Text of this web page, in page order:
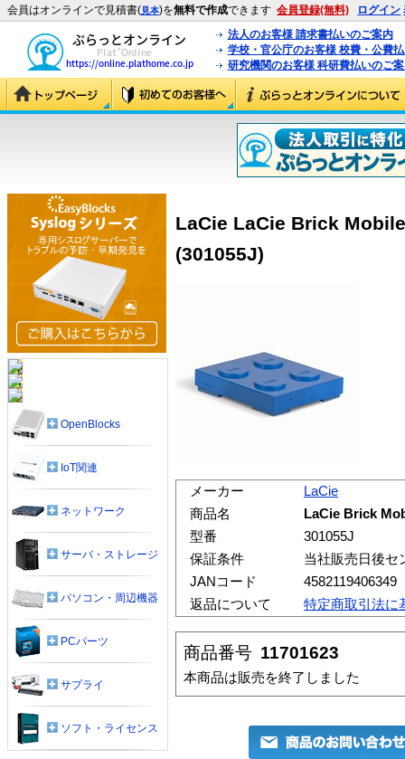
会員はオンラインで見積書(見本)を無料で作成できます 会員登録(無料) ログイン
法人のお客様 請求書払いのご案内
学校・官公庁のお客様 校費・公費
研究機関のお客様 科研費払いのご
LaCie LaCie Brick
(301055J)
メーカー
LaCie
商品名
LaCie Brick
型番
301055J
保証条件
当社販売日後セ
JANコード
4582119406349
返品について
特定商取引法に
商品番号 11701623
本商品は販売を終了しました
OpenBlocks
IoT関連
ネットワーク
サーバ・ストレージ
パソコン・周辺機器
PCパーツ
サプライ
ソフト・ライセンス